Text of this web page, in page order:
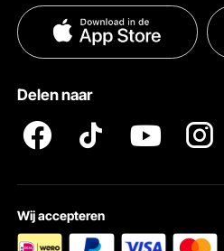
Hulp en veelgestelde vragen
Privacybeleid
Delen naar
Wij accepteren